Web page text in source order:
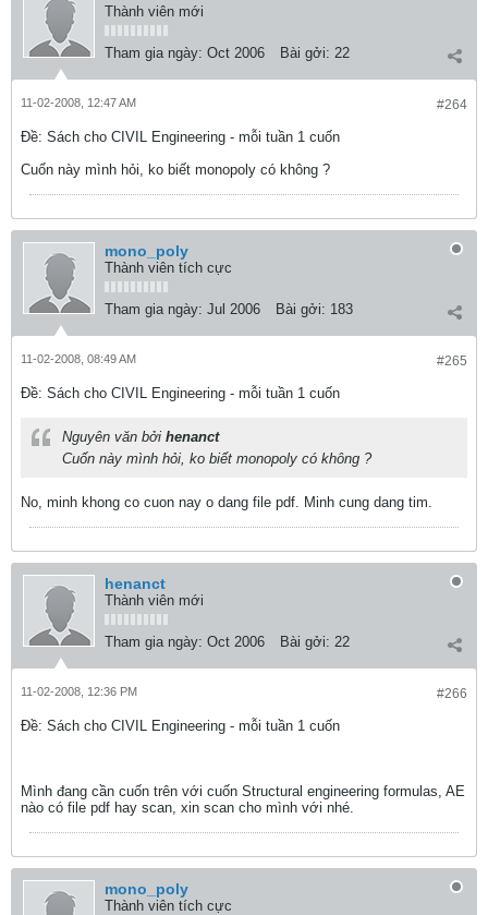
Thành viên mới
Tham gia ngày: Oct 2006 Bài gởi: 22
#264
11-02-2008, 12:47 AM
Ðề: Sách cho CIVIL Engineering - mỗi tuần 1 cuốn
Cuốn này mình hỏi, ko biết monopoly có không ?
mono_poly
Thành viên tích cực
Tham gia ngày: Jul 2006 Bài gởi: 183
#265
11-02-2008, 08:49 AM
Ðề: Sách cho CIVIL Engineering - mỗi tuần 1 cuốn
Nguyên văn bởi henanct
Cuốn này mình hỏi, ko biết monopoly có không ?
No, minh khong co cuon nay o dang file pdf. Minh cung dang tim.
henanct
Thành viên mới
Tham gia ngày: Oct 2006 Bài gởi: 22
#266
11-02-2008, 12:36 PM
Ðề: Sách cho CIVIL Engineering - mỗi tuần 1 cuốn
Mình đang cần cuốn trên với cuốn Structural engineering formulas, AE
nào có file pdf hay scan, xin scan cho mình với nhé.
mono_poly
Thành viên tích cực